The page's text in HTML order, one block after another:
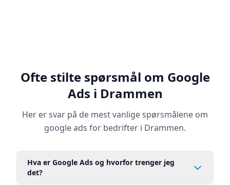
Ofte stilte spørsmål om Google
Ads i Drammen
Her er svar på de mest vanlige spørsmålene om
google ads for bedrifter i Drammen.
Hva er Google Ads og hvorfor trenger jeg
det?